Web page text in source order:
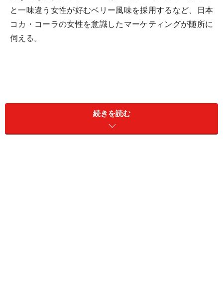
と一味違う女性が好むベリー風味を採用するなど、日本
コカ・コーラの女性を意識したマーケティングが随所に
伺える。
続きを読む